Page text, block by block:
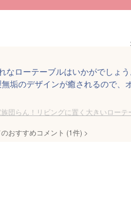
なローテーブルはいかがでしょ
垢のデザインが癒されるので、
団らん！リビングに置く大きいローテ
おすすめコメント (1件) >